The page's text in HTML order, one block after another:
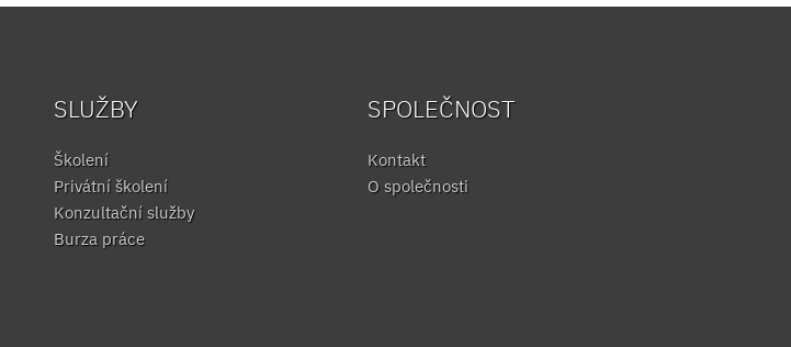
SLUŽBY
Školení
Privátní školení
Konzultační služby
Burza práce
SPOLEČNOST
Kontakt
O společnosti